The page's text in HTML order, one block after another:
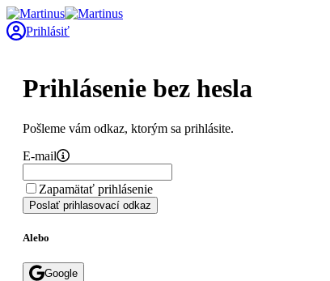
Prihlásiť
Prihlásenie bez hesla
Pošleme vám odkaz, ktorým sa prihlásite.
E-mail
Zapamätať prihlásenie
Poslať prihlasovací odkaz
Alebo
Google